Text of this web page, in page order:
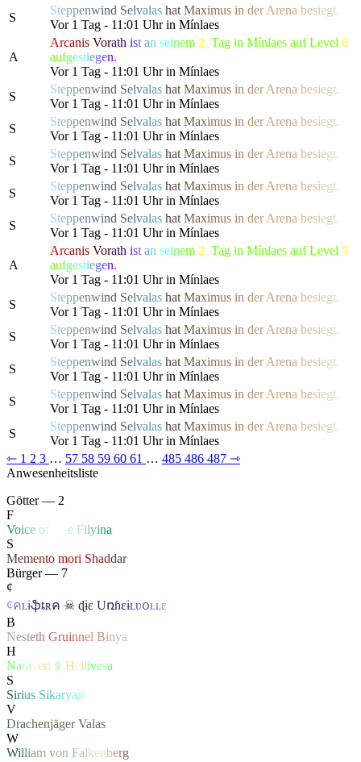
S
Steppenwind Selvalas hat Maximus in derArena besiegt.
Vor 1 Tag - 11:01 Uhr in Mínlaes
A
Arcanis Vorath ist an seinem 2. Tag in Mínlaes auf Level 6
aufgestiegen.
Vor 1 Tag - 11:01 Uhr in Mínlaes
S
Steppenwind Selvalas hat Maximus in derArena besiegt.
Vor 1 Tag - 11:01 Uhr in Mínlaes
S
Steppenwind Selvalas hat Maximus in derArena besiegt.
Vor 1 Tag - 11:01 Uhr in Mínlaes
S
Steppenwind Selvalas hat Maximus in derArena besiegt.
Vor 1 Tag - 11:01 Uhr in Mínlaes
S
Steppenwind Selvalas hat Maximus in derArena besiegt.
Vor 1 Tag - 11:01 Uhr in Mínlaes
S
Steppenwind Selvalas hat Maximus in derArena besiegt.
Vor 1 Tag - 11:01 Uhr in Mínlaes
A
Arcanis Vorath ist an seinem 2. Tag in Mínlaes auf Level 5
aufgestiegen.
Vor 1 Tag - 11:01 Uhr in Mínlaes
S
Steppenwind Selvalas hat Maximus in derArena besiegt.
Vor 1 Tag - 11:01 Uhr in Mínlaes
S
Steppenwind Selvalas hat Maximus in derArena besiegt.
Vor 1 Tag - 11:01 Uhr in Mínlaes
S
Steppenwind Selvalas hat Maximus in derArena besiegt.
Vor 1 Tag - 11:01 Uhr in Mínlaes
S
Steppenwind Selvalas hat Maximus in derArena besiegt.
Vor 1 Tag - 11:01 Uhr in Mínlaes
S
Steppenwind Selvalas hat Maximus in derArena besiegt.
Vor 1 Tag - 11:01 Uhr in Mínlaes
⇽ 1 2 3 … 57 58 59 60 61 … 485 486 487 ⇾
Anwesenheitsliste
Götter — 2
F
Voice of e Filyina
S
Memento mori Shaddar
Bürger — 7
¢
¢คʟɨֆȶʀค ☠ ɖɨɛ Uռɦɛɨʟʋօʟʟɛ
B
Nesteth Gruinnel Binya
H
Naraveri ᛟ Hellivesa
S
Sirius Sikaryan
V
Drachenjäger Valas
W
William von Falkenberg